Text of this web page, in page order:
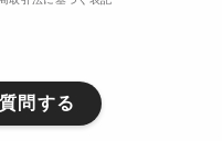
問する